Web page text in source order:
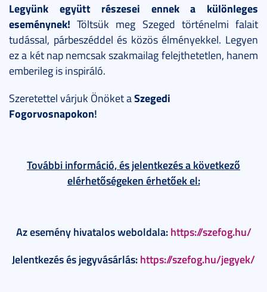
Legyünk együtt részesei ennek a különleges
eseménynek! Töltsük meg Szeged történelmi falait
tudással, párbeszéddel és közös élményekkel. Legyen
ez a két nap nemcsak szakmailag felejthetetlen, hanem
emberileg is inspiráló.
Szeretettel várjuk Önöket aSzegedi
Fogorvosnapokon!
További információ, és jelentkezés a következő
elérhetőségeken érhetőek el:
Az esemény hivatalos weboldala:https://szefog.hu/
Jelentkezés és jegyvásárlás:https://szefog.hu/jegyek/